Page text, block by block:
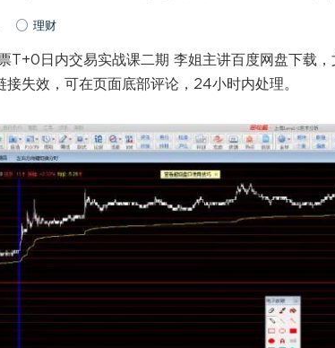
理财
T+0日内交易实战课二期 李姐主讲百度网盘下载
接失效，可在页面底部评论，24小时内处理。